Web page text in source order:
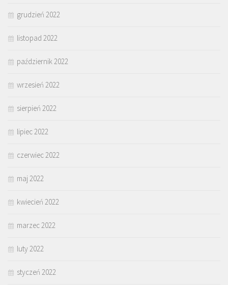
grudzień 2022
listopad 2022
październik 2022
wrzesień 2022
sierpień 2022
lipiec 2022
czerwiec 2022
maj 2022
kwiecień 2022
marzec 2022
luty 2022
styczeń 2022